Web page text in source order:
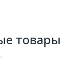
товары